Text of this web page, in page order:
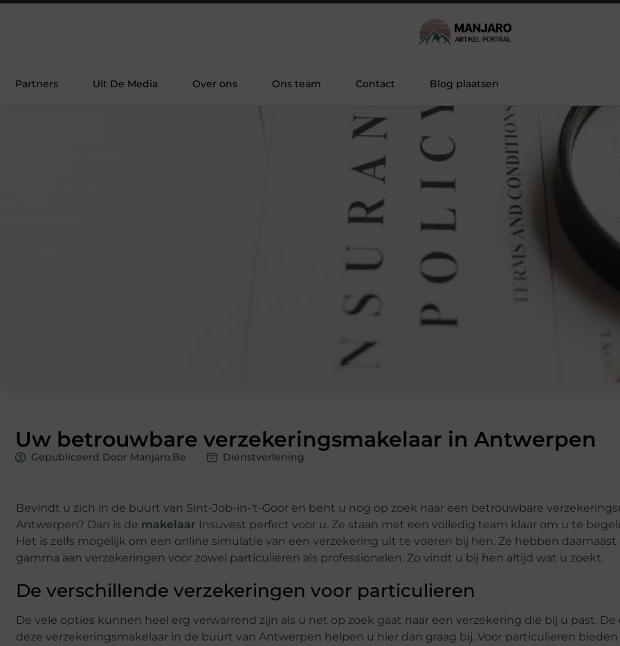
Partners Uit De Media Over ons Ons team Contact Blog plaatsen
Uw betrouwbare verzekeringsmakelaar in Antwerpen
Gepubliceerd Door Manjaro.be Dienstverlening
Bevindt u zich in de buurt van Sint-Job-in-‘t-Goor en bent u nog op zoek naar een betrouwbare
Antwerpen? Dan is de makelaar Insuvest perfect voor u. Ze staan met een volledig team klaar om u te
Het is zelfs mogelijk om een online simulatie van een verzekering uit te voeren bij hen. Ze hebben daarnaast
gamma aan verzekeringen voor zowel particulieren als professionelen. Zo vindt u bij hen altijd wat u zoekt.
De verschillende verzekeringen voor particulieren
De vele opties kunnen heel erg verwarrend zijn als u net op zoek gaat naar een verzekering die bij u past. De
deze verzekeringsmakelaar in de buurt van Antwerpen helpen u hier dan graag bij. Voor particulieren